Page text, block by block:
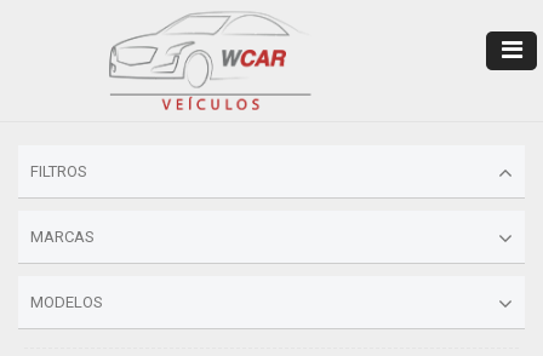
FILTROS
MARCAS
MODELOS